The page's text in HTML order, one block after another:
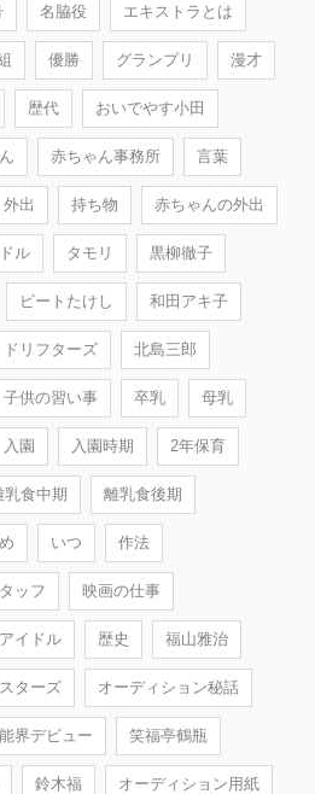
名脇役 エキストラとは
優勝 グランプリ 漫才
歴代 おいでやす小田
赤ちゃん事務所 言葉
外出 持ち物 赤ちゃんの外出
ル タモリ 黒柳徹子
ビートたけし 和田アキ子
ドリフターズ 北島三郎
子供の習い事 卒乳 母乳
入園 入園時期 2年保育
乳食中期 離乳食後期
いつ 作法
ッフ 映画の仕事
イドル 歴史 福山雅治
ターズ オーディション秘話
界デビュー 笑福亭鶴瓶
鈴木福 オーディション用紙